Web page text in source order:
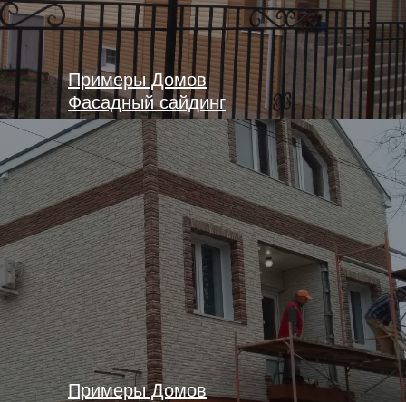
Примеры Домов
Примеры Домов
Фасадный сайдинг